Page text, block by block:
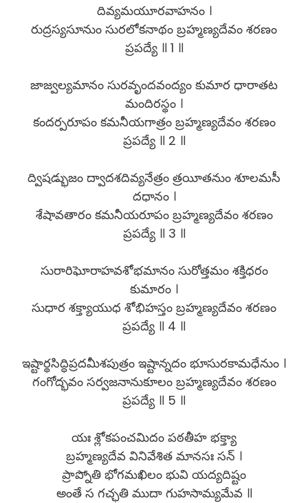
దివ్యమయూరవాహనం ।
రుద్రస్యసూనుం సురలోకనాథం బ్రహ్మణ్యదేవం శరణం
ప్రపద్యే ॥ 1 ॥
జాజ్వల్యమానం సురవృందవంద్యం కుమార ధారాతట
మందిరస్థం ।
కందర్పరూపం కమనీయగాత్రం బ్రహ్మణ్యదేవం శరణం
ప్రపద్యే ॥ 2 ॥
ద్విషడ్భుజం ద్వాదశదివ్యనేత్రం త్రయీతనుం శూలమసీ
దధానం ।
శేషావతారం కమనీయరూపం బ్రహ్మణ్యదేవం శరణం
ప్రపద్యే ॥ 3 ॥
సురారిఘోరాహవశోభమానం సురోత్తమం శక్తిధరం
కుమారం ।
సుధార శక్త్యాయుధ శోభిహస్తం బ్రహ్మణ్యదేవం శరణం
ప్రపద్యే ॥ 4 ॥
ఇష్టార్థసిద్ధిప్రదమీశపుత్రం ఇష్టాన్నదం భూసురకామధేనుం ।
గంగోద్భవం సర్వజనానుకూలం బ్రహ్మణ్యదేవం శరణం
ప్రపద్యే ॥ 5 ॥
యః శ్లోకపంచమిదం పఠతీహ భక్త్యా
బ్రహ్మణ్యదేవ వినివేశిత మానసః సన్ ।
ప్రాప్నోతి భోగమఖిలం భువి యద్యదిష్టం
అంతే స గచ్ఛతి ముదా గుహసామ్యమేవ ॥